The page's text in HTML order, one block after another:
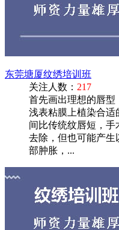
东莞塘厦纹绣培训班
关注人数： 217
首先画出理想的唇型
浅表粘膜上植染合适
间比传统纹唇短，
去除，但也可能产生
部肿胀，...